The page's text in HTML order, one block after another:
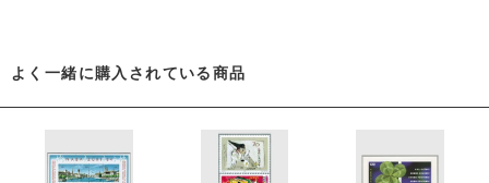
よく一緒に購入されている商品